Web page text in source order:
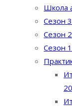
Школа
Сезон
Сезон
Сезон